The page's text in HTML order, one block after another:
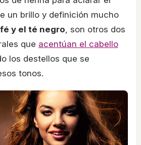
un brillo y definición mucho
y el té negro, son otros dos
que acentúan el cabello
los destellos que se
tonos.